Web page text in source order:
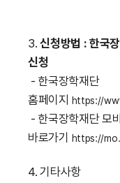
3.신청방법 : 한국
신청
- 한국장학재단
홈페이지
https://
- 한국장학재단 모
바로가기
https://
4. 기타사항